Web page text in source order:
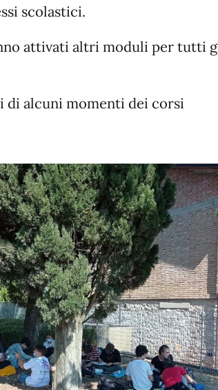
scolastici.
attivati altri moduli per tutti
di alcuni momenti dei corsi